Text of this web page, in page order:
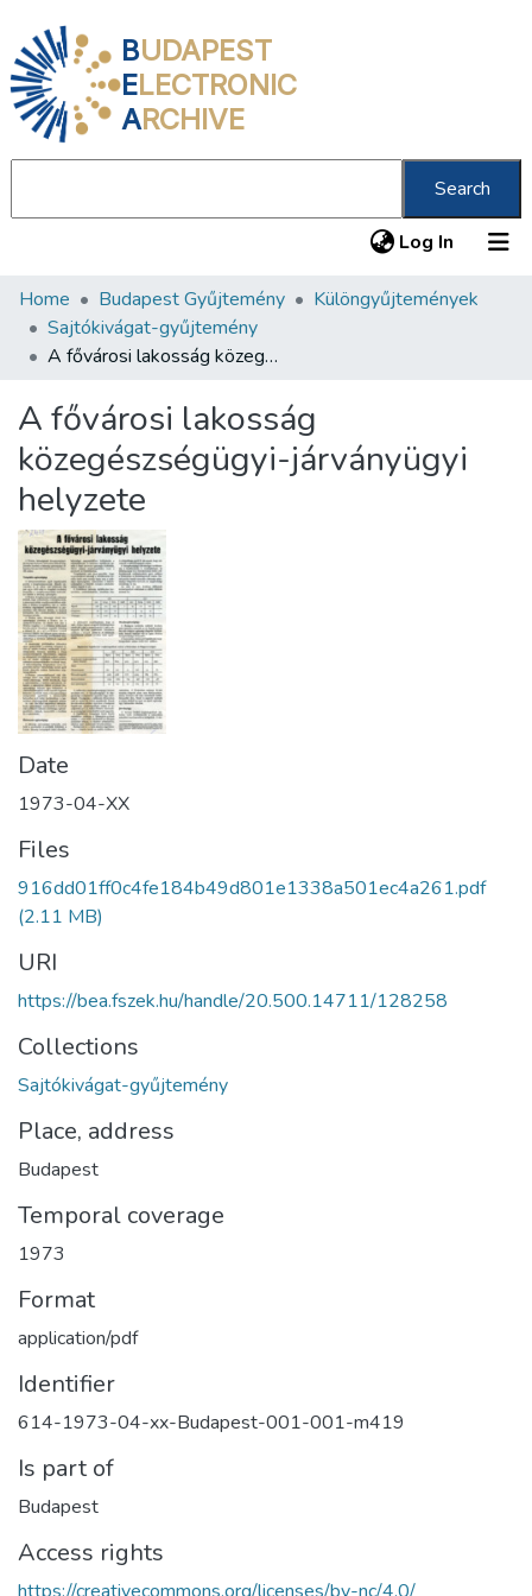
BUDAPEST
ELECTRONIC
ARCHIVE
Search
Log In (current)
Communities & Collections
All of DSpace
About us
Home Budapest Gyűjtemény
Különgyűjtemények
Sajtókivágat-gyűjtemény
A fővárosi lakosság közegészségügyi-járványügyi helyzete
A fővárosi lakosság
közegészségügyi-járványügyi
helyzete
Date
1973-04-XX
Files
916dd01ff0c4fe184b49d801e1338a501ec4a261.pdf
(2.11 MB)
URI
https://bea.fszek.hu/handle/20.500.14711/128258
Collections
Sajtókivágat-gyűjtemény
Place, address
Budapest
Temporal coverage
1973
Format
application/pdf
Identifier
614-1973-04-xx-Budapest-001-001-m419
Is part of
Budapest
Access rights